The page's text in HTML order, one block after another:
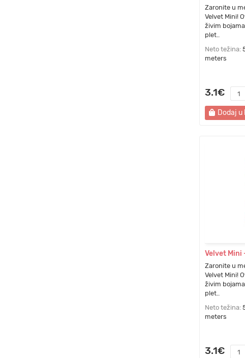
Zaronite u
Velvet Mini!
živim
plet..
Neto težina:
meters
3.1€
Dodaj u
Velvet Mini
Zaronite u
Velvet Mini!
živim
plet..
Neto težina:
meters
3.1€